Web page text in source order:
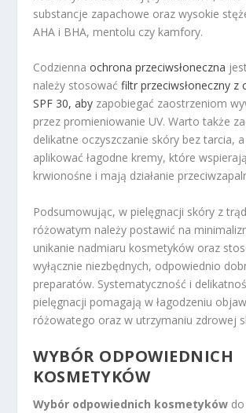
substancje zapachowe oraz wysokie
AHA i BHA, mentolu czy kamfory.
Codziennaochrona przeciwsłoneczna
należy stosowaćfiltr przeciwsłoneczny z
SPF 30, aby zapobiegać zaostrzeniom
przez promieniowanie UV. Warto także
delikatne oczyszczanie skóry bez tarcia,
aplikować łagodne kremy, które
krwionośne i mają działanie
Podsumowując, w pielęgnacji skóry z
różowatym należy postawić na
unikanie nadmiaru kosmetyków oraz
wyłącznie niezbędnych, odpowiednio
preparatów. Systematyczność i
pielęgnacji pomagają w łagodzeniu
różowatego oraz w utrzymaniu zdrowej
WYBÓR ODPOWIEDNICH
KOSMETYKÓW
Wybór odpowiednich kosmetyków